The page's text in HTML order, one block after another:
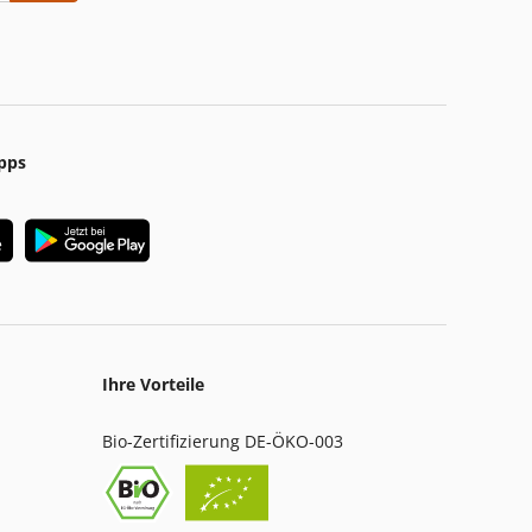
Ihre Vorteile
Bio-Zertifizierung DE-ÖKO-003